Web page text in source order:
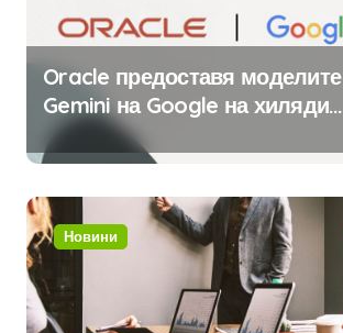
Oracle предоставя моделите
Gemini на Google на хиляди
клиенти на бизнес
приложения
Новини